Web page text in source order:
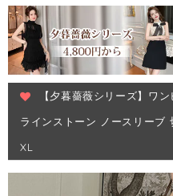
【夕暮薔薇シリーズ】ワ
ラインストーン ノースリーブ
XL